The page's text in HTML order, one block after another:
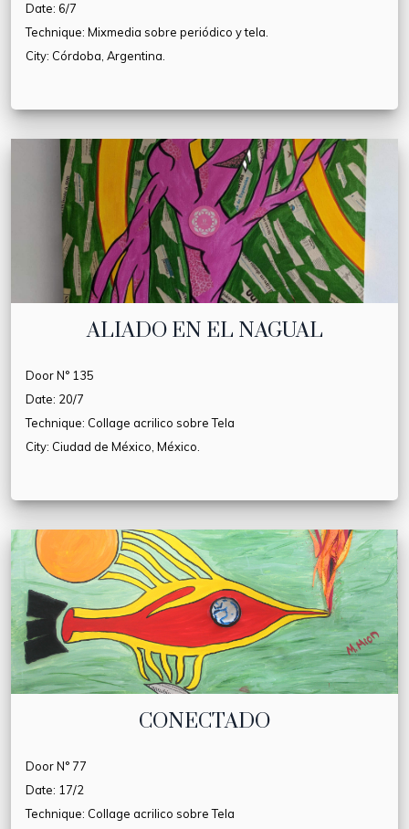
Date: 6/7
Technique: Mixmedia sobre periódico y tela.
City: Córdoba, Argentina.
ALIADO EN EL NAGUAL
Door N° 135
Date: 20/7
Technique: Collage acrilico sobre Tela
City: Ciudad de México, México.
CONECTADO
Door N° 77
Date: 17/2
Technique: Collage acrilico sobre Tela